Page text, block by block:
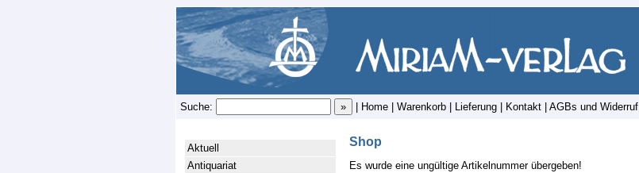
Suche: Home Warenkorb Lieferung Kontakt AGBs und Widerruf
Aktuell
Antiquariat
Shop
Es wurde eine ungültige Artikelnummer übergeben!